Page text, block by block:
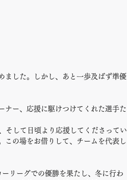
ました。しかし、あと一歩及ばず準優
ナー、応援に駆けつけてくれた選手た
そして日頃より応援してくださってい
この場をお借りして、チームを代表し
リーグでの優勝を果たし、冬に行わ